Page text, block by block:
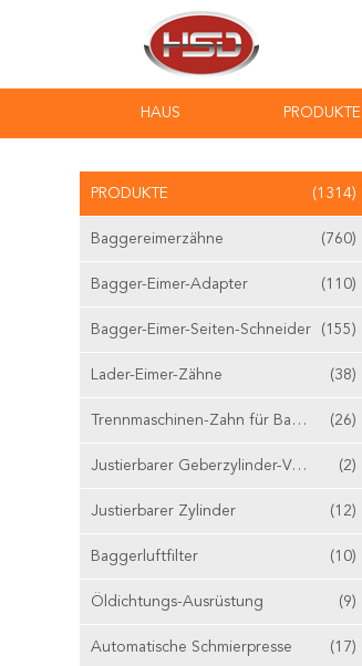
HAUS PRODUKTE
PRODUKTE (1314)
Baggereimerzähne (760)
Bagger-Eimer-Adapter (110)
Bagger-Eimer-Seiten-Schneider (155)
Lader-Eimer-Zähne (38)
Trennmaschinen-Zahn für Bagger (26)
Justierbarer Geberzylinder-Ventilstößel (2)
Justierbarer Zylinder (12)
Baggerluftfilter (10)
Öldichtungs-Ausrüstung (9)
Automatische Schmierpresse (17)